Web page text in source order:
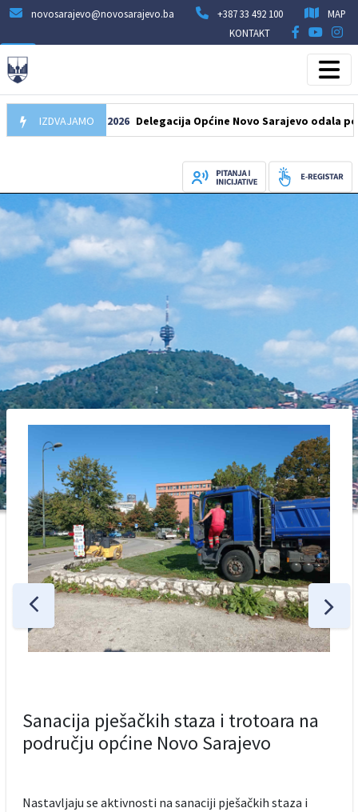
novosarajevo@novosarajevo.ba +387 33 492 100
MAP
KONTAKT
IZDVAJAMO
07.08.2026 Delegacija Općine Novo Sarajevo odala počast
Sanacija pješačkih staza i trotoara na
području općine Novo Sarajevo
Nastavljaju se aktivnosti na sanaciji pješačkih staza i